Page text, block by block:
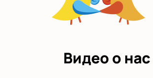
Видео о нас